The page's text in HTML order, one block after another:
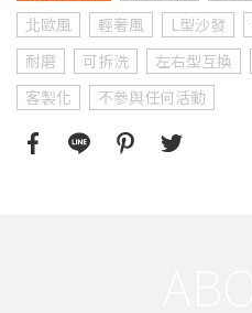
北歐風
輕奢風 L型沙發
耐磨
可拆洗 左右型互換
客製化
不參與任何活動